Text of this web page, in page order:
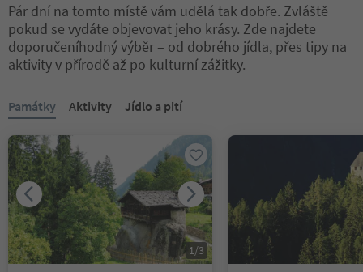
Pár dní na tomto místě vám udělá tak dobře. Zvláště
pokud se vydáte objevovat jeho krásy. Zde najdete
doporučeníhodný výběr – od dobrého jídla, přes tipy na
aktivity v přírodě až po kulturní zážitky.
Nacházíte se na tabulkovém posuvníku. Vyberte kartu pro
Památky Aktivity Jídlo a pití
1 /3